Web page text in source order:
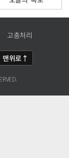
고충처리
맨위로↑